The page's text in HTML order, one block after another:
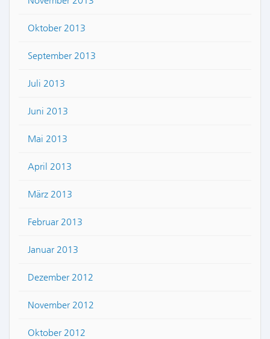
Oktober 2013
September 2013
Juli 2013
Juni 2013
Mai 2013
April 2013
März 2013
Februar 2013
Januar 2013
Dezember 2012
November 2012
Oktober 2012